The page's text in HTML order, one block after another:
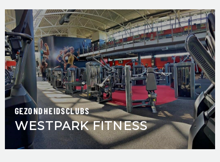
GEZONDHEIDSCLUBS
WESTPARK FITNESS